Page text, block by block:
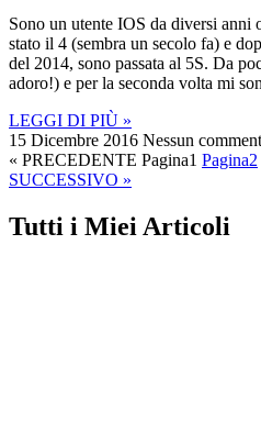
Sono un utente IOS da diversi
stato il 4 (sembra un secolo fa) e
del 2014, sono passata al 5S. Da
adoro!) e per la seconda volta mi
LEGGI DI PIÙ »
15 Dicembre 2016 Nessun
« PRECEDENTE Pagina1 Pagina2
SUCCESSIVO »
Tutti i Miei Articoli